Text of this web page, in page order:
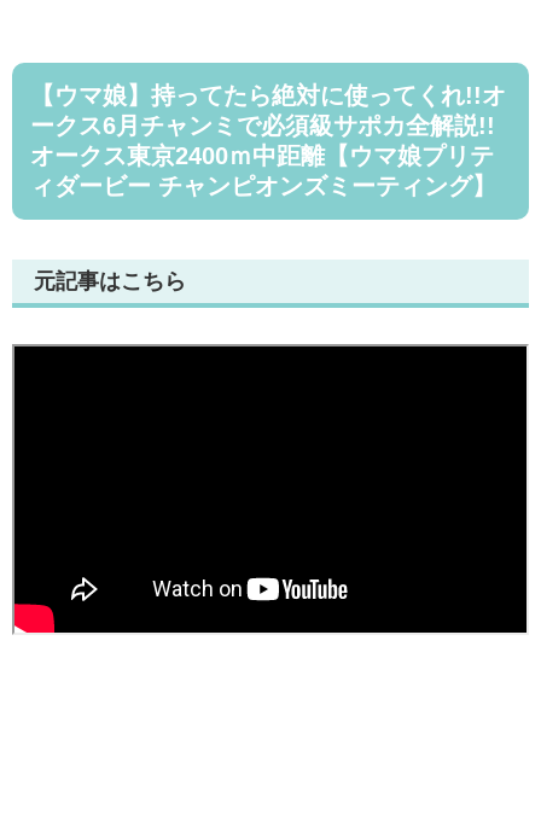
【ウマ娘】持ってたら絶対に使ってくれ!!オ
ークス6月チャンミで必須級サポカ全解説!!
オークス東京2400ｍ中距離【ウマ娘プリテ
ィダービー チャンピオンズミーティング】
元記事はこちら